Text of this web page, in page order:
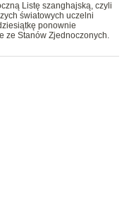
Listę szanghajską, czyli
światowych uczelni
ponownie
ze Stanów Zjednoczonych.